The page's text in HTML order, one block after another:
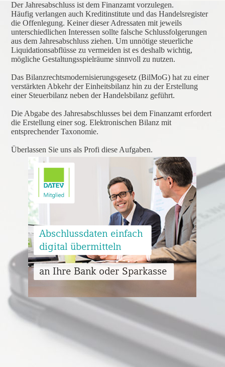
Der Jahresabschluss ist dem Finanzamt vorzulegen.
Häufig verlangen auch Kreditinstitute und das Handelsregister
die Offenlegung. Keiner dieser Adressaten mit jeweils
unterschiedlichen Interessen sollte falsche Schlussfolgerungen
aus dem Jahresabschluss ziehen. Um unnötige steuerliche
Liquidationsabflüsse zu vermeiden ist es deshalb wichtig,
mögliche Gestaltungsspielräume sinnvoll zu nutzen.
Das Bilanzrechtsmodernisierungsgesetz (BilMoG) hat zu einer
verstärkten Abkehr der Einheitsbilanz hin zu der Erstellung
einer Steuerbilanz neben der Handelsbilanz geführt.
Die Abgabe des Jahresabschlusses bei dem Finanzamt erfordert
die Erstellung einer sog. Elektronischen Bilanz mit
entsprechender Taxonomie.
Überlassen Sie uns als Profi diese Aufgaben.